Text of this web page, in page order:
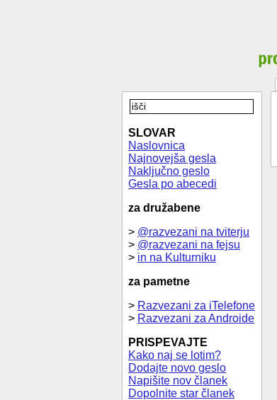
SLOVAR
Naslovnica
Najnovejša gesla
Naključno geslo
Gesla po abecedi
za družabene
> @razvezani na tviterju
> @razvezani na fejsu
> in na Kulturniku
za pametne
> Razvezani za iTelefone
> Razvezani za Androide
PRISPEVAJTE
Kako naj se lotim?
Dodajte novo geslo
Napišite nov članek
Dopolnite star članek